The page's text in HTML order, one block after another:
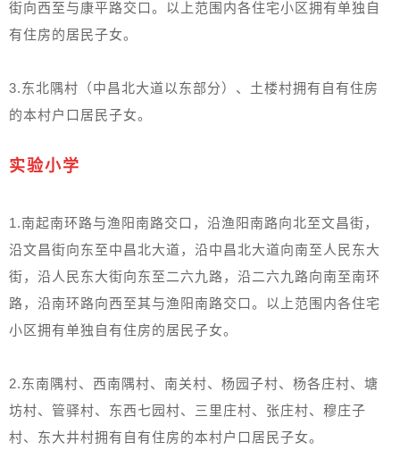
街向西至与康平路交口。以上范围内各住宅小区拥有单独自
有住房的居民子女。
3.东北隅村（中昌北大道以东部分）、土楼村拥有自有住房
的本村户口居民子女。
实验小学
1.南起南环路与渔阳南路交口，沿渔阳南路向北至文昌街，
沿文昌街向东至中昌北大道，沿中昌北大道向南至人民东大
街，沿人民东大街向东至二六九路，沿二六九路向南至南环
路，沿南环路向西至其与渔阳南路交口。以上范围内各住宅
小区拥有单独自有住房的居民子女。
2.东南隅村、西南隅村、南关村、杨园子村、杨各庄村、塘
坊村、管驿村、东西七园村、三里庄村、张庄村、穆庄子
村、东大井村拥有自有住房的本村户口居民子女。